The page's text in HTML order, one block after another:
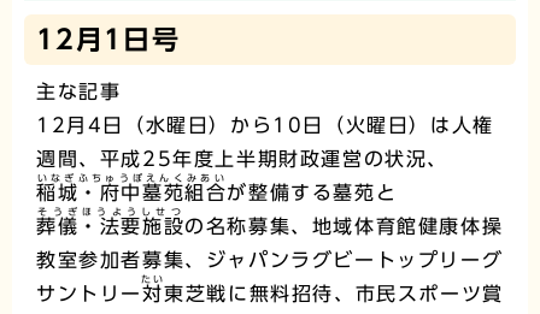
12月1日号
主な記事
12月4日（水曜日）から10日（火曜日）は人権
週間、平成25年度上半期財政運営の状況、
稲城・府中墓苑組合
いなぎふちゅうぼえんくみあい
が整備する墓苑と
葬儀・法要施設
そうぎほうようしせつ
の名称募集、地域体育館健康体操
教室参加者募集、ジャパンラグビートップリーグ
サントリー対
たい
東芝戦に無料招待、市民スポーツ賞